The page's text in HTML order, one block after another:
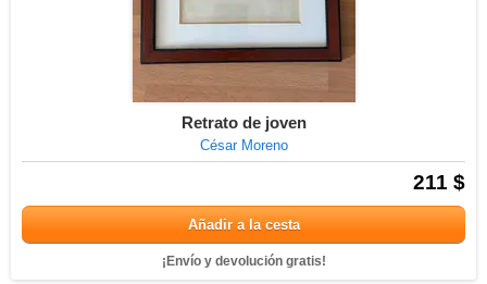
Retrato de joven
César Moreno
211 $
Añadir a la cesta
¡Envío y devolución gratis!